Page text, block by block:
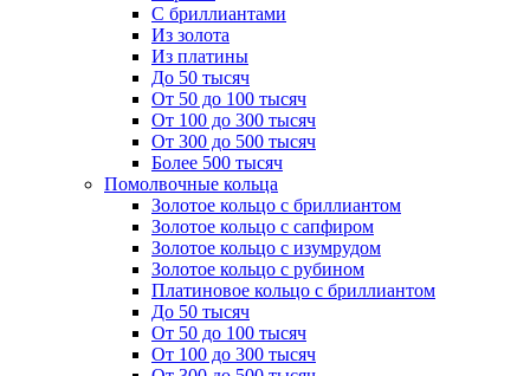
С бриллиантами
Из золота
Из платины
До 50 тысяч
От 50 до 100 тысяч
От 100 до 300 тысяч
От 300 до 500 тысяч
Более 500 тысяч
Помолвочные кольца
Золотое кольцо с бриллиантом
Золотое кольцо с сапфиром
Золотое кольцо с изумрудом
Золотое кольцо с рубином
Платиновое кольцо с бриллиантом
До 50 тысяч
От 50 до 100 тысяч
От 100 до 300 тысяч